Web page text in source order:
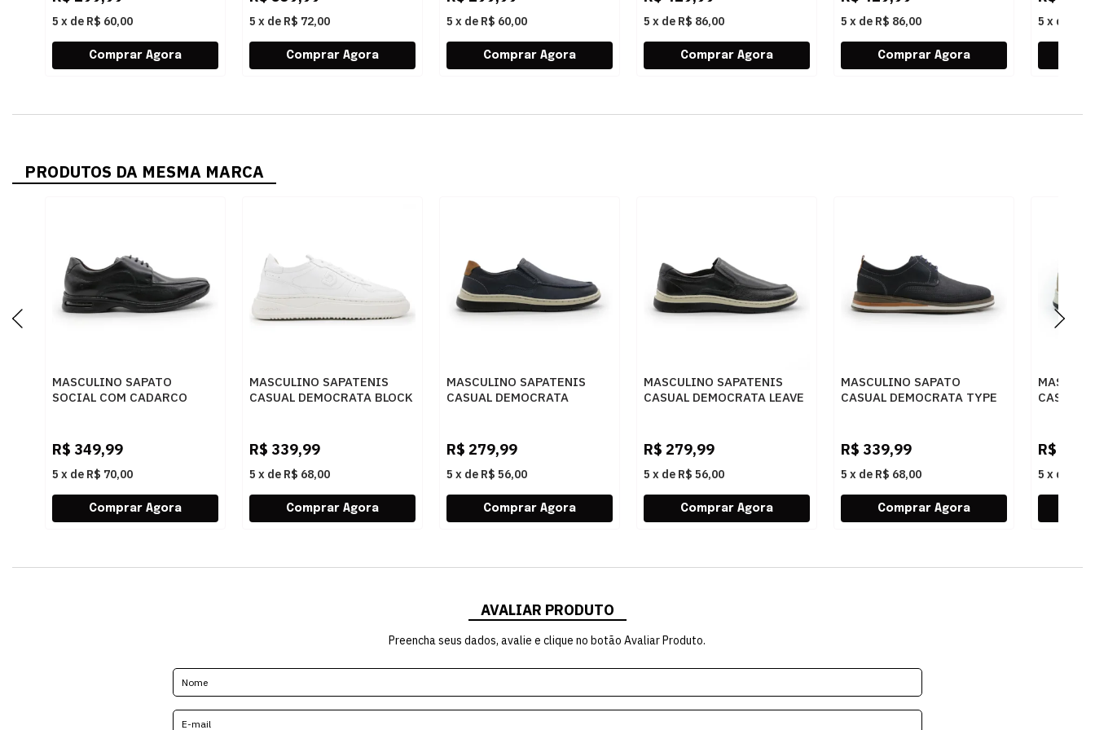
5 x de R$ 60,00 5 x de R$ 72,00 5 x de R$ 60,00 5 x de R$ 86,00 5 x de R$ 86,00 5 x de
PRODUTOS DA MESMA MARCA
MASCULINO SAPATO
SOCIAL COM CADARCO
R$ 349,99
5 x de R$ 70,00
MASCULINO SAPATENIS
CASUAL DEMOCRATA BLOCK
R$ 339,99
5 x de R$ 68,00
MASCULINO SAPATENIS
CASUAL DEMOCRATA
R$ 279,99
5 x de R$ 56,00
MASCULINO SAPATENIS
CASUAL DEMOCRATA LEAVE
R$ 279,99
5 x de R$ 56,00
MASCULINO SAPATO
CASUAL DEMOCRATA TYPE
R$ 339,99
5 x de R$ 68,00
CASUAL
R$
5 x de
AVALIAR PRODUTO
Preencha seus dados, avalie e clique no botão Avaliar Produto.